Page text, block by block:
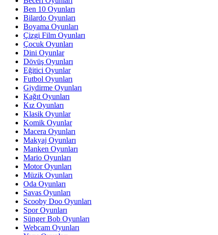
Ben 10 Oyunları
Bilardo Oyunları
Boyama Oyunları
Çizgi Film Oyunları
Çocuk Oyunları
Dini Oyunlar
Dövüş Oyunları
Eğitici Oyunlar
Futbol Oyunları
Giydirme Oyunları
Kağıt Oyunları
Kız Oyunları
Klasik Oyunlar
Komik Oyunlar
Macera Oyunları
Makyaj Oyunları
Manken Oyunları
Mario Oyunları
Motor Oyunları
Müzik Oyunları
Oda Oyunları
Savas Oyunları
Scooby Doo Oyunları
Spor Oyunları
Sünger Bob Oyunları
Webcam Oyunları